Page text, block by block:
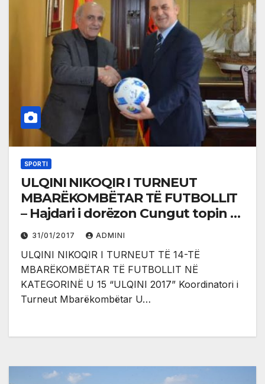
SPORTI
ULQINI NIKOQIR I TURNEUT
MBARËKOMBËTAR TË FUTBOLLIT
– Hajdari i dorëzon Cungut topin e
turneut
31/01/2017 ADMINI
ULQINI NIKOQIR I TURNEUT TË 14-TË
MBARËKOMBËTAR TË FUTBOLLIT NË
KATEGORINË U 15 “ULQINI 2017” Koordinatori i
Turneut Mbarëkombëtar U…